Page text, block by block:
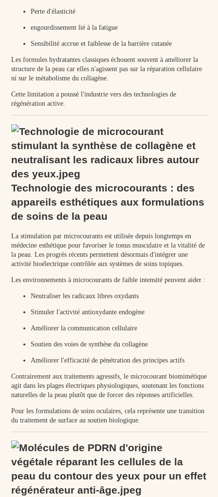
Perte d'élasticité
engourdissement lié à la fatigue
Sensibilité accrue et faiblesse de la barrière cutanée
Les formules hydratantes classiques échouent souvent à améliorer la
structure de la peau car elles n'agissent pas sur la réparation cellulaire
ni sur le métabolisme du collagène.
Cette limitation a poussé l'industrie vers des technologies de
régénération active.
Technologie des microcourants : des
appareils esthétiques aux formulations
de soins de la peau
La stimulation par microcourants est utilisée depuis longtemps en
médecine esthétique pour favoriser le tonus musculaire et la vitalité de
la peau. Les progrès récents permettent désormais d'intégrer une
activité bioélectrique contrôlée aux systèmes de soins topiques.
Les environnements à microcourants de faible intensité peuvent aider :
Neutraliser les radicaux libres oxydants
Stimuler l'activité antioxydante endogène
Améliorer la communication cellulaire
Soutien des voies de synthèse du collagène
Améliorer l'efficacité de pénétration des principes actifs
Contrairement aux traitements agressifs, le microcourant biomimétique
agit dans les plages électriques physiologiques, soutenant les fonctions
naturelles de la peau plutôt que de forcer des réponses artificielles.
Pour les formulations de soins oculaires, cela représente une transition
du traitement de surface au soutien biologique.